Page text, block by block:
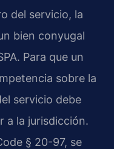
del servicio, la
bien conyugal
Para que un
sobre la
servicio debe
a la jurisdicción.
§ 20-97, se